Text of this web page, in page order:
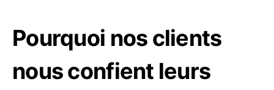
Pourquoi nos clients
nous confient leurs